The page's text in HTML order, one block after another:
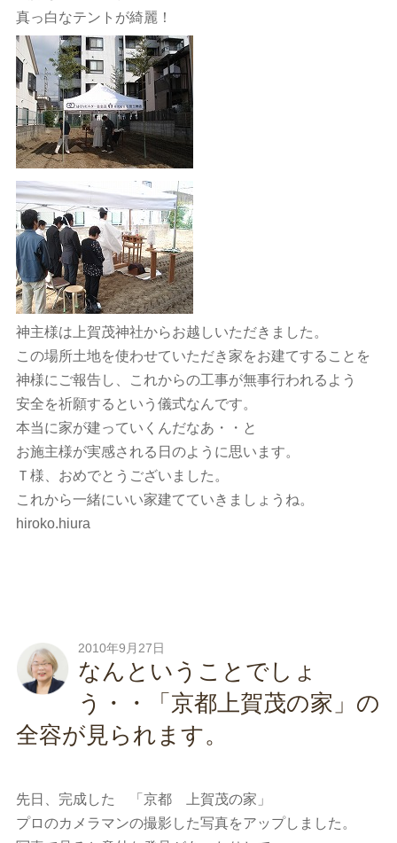
真っ白なテントが綺麗！
神主様は上賀茂神社からお越しいただきました。
この場所土地を使わせていただき家をお建てすることを
神様にご報告し、これからの工事が無事行われるよう
安全を祈願するという儀式なんです。
本当に家が建っていくんだなあ・・と
お施主様が実感される日のように思います。
Ｔ様、おめでとうございました。
これから一緒にいい家建てていきましょうね。
hiroko.hiura
2010年9月27日
なんということでしょ
う・・「京都上賀茂の家」の
全容が見られます。
先日、完成した 「京都 上賀茂の家」
プロのカメラマンの撮影した写真をアップしました。